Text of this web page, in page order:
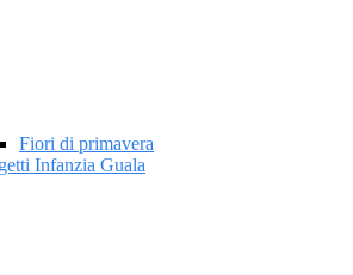
Fiori di primavera
Infanzia Guala